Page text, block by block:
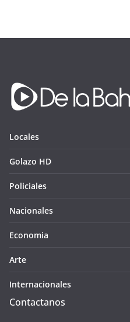
Locales
Golazo HD
Policiales
Nacionales
Economia
Arte
Internacionales
Contactanos